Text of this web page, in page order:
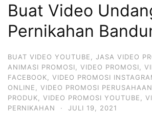
Buat Video
Pernikahan
BUAT VIDEO YOUTUBE JASA VIDEO
ANIMASI PROMOSI
VIDEO PROMOSI
FACEBOOK
VIDEO PROMOSI
ONLINE
VIDEO PROMOSI PERUSAHAAN
PRODUK
VIDEO PROMOSI YOUTUBE
PERNIKAHAN
· JULI 19, 2021